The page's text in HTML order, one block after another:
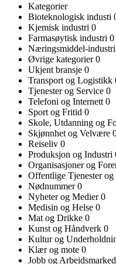
Kategorier
Bioteknologisk industi
Kjemisk industri 0
Farmasøytisk industri 0
Næringsmiddel-industri
Øvrige kategorier0
Ukjent bransje 0
Transport og Logistikk
Tjenester og Service 0
Telefoni og Internett 0
Sport og Fritid 0
Skole, Utdanning og
Skjønnhet og Velvære
Reiseliv 0
Produksjon og Industri
Organisasjoner og
Offentlige Tjenester og
Nødnummer0
Nyheter og Medier0
Medisin og Helse 0
Mat og Drikke 0
Kunst og Håndverk 0
Kultur og
Klær og mote 0
Jobb og Arbeidsmarked